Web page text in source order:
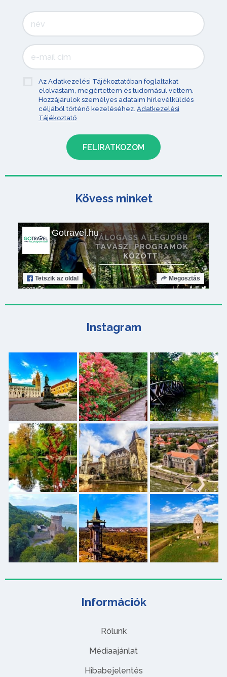
Információk
Rólunk
Médiaajánlat
Hibabejelentés
Az Adatkezelési Tájékoztatóban foglaltakat
elolvastam, megértettem és tudomásul vettem.
Hozzájárulok személyes adataim hírlevélküldés
céljából történő kezeléséhez. Adatkezelési
Tájékoztató
Kövess minket
Gotravel.hu
Tetszik az oldal Megosztás
Instagram